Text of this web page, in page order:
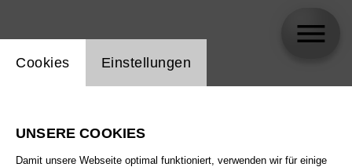
Biographie
Einstellung Website Cookie
Cookies Einstellungen
UNSERE COOKIES
Damit unsere Webseite optimal funktioniert, verwenden wir für einige